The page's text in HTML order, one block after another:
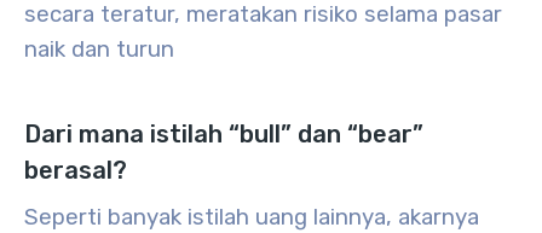
secara teratur, meratakan risiko selama pasar
naik dan turun
Dari mana istilah “bull” dan “bear”
berasal?
Seperti banyak istilah uang lainnya, akarnya